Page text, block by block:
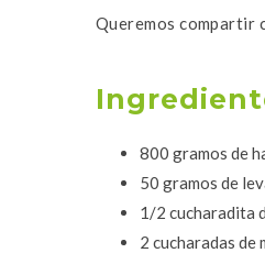
Queremos compartir
800 gramos de
50 gramos de
1/2 cucharadita
2 cucharadas de